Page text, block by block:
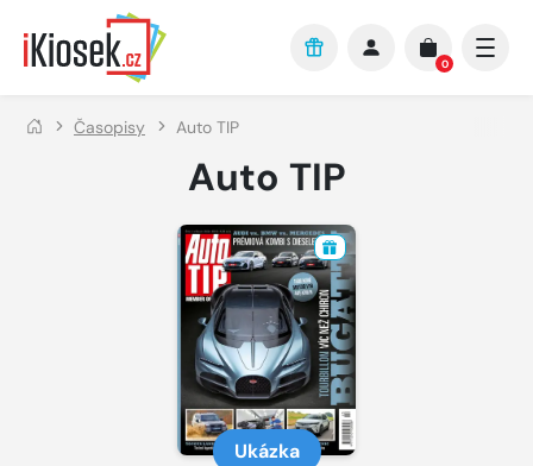
Přejít na hlavní obsah
0
Časopisy Auto TIP
Auto TIP
Ukázka